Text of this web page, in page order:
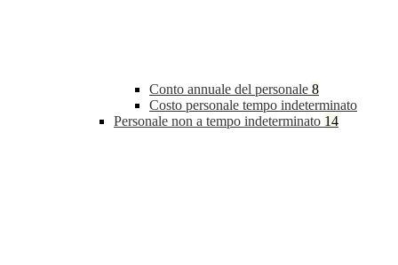
Conto annuale del personale 8
Costo personale tempo indeterminato
Personale non a tempo indeterminato 14